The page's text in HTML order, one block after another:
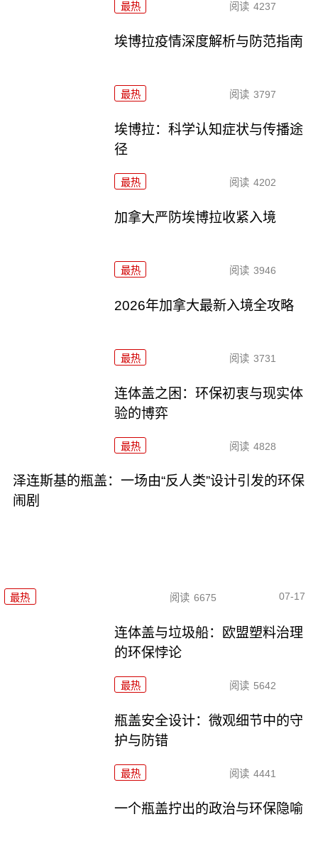
最热 阅读 4237
埃博拉疫情深度解析与防范指南
最热 阅读 3797
埃博拉：科学认知症状与传播途
径
最热 阅读 4202
加拿大严防埃博拉收紧入境
最热 阅读 3946
2026年加拿大最新入境全攻略
最热 阅读 3731
连体盖之困：环保初衷与现实体
验的博弈
最热 阅读 4828
泽连斯基的瓶盖：一场由“反人类”设计引发的环保
闹剧
最热 阅读 6675 07-17
连体盖与垃圾船：欧盟塑料治理
的环保悖论
最热 阅读 5642
瓶盖安全设计：微观细节中的守
护与防错
最热 阅读 4441
一个瓶盖拧出的政治与环保隐喻